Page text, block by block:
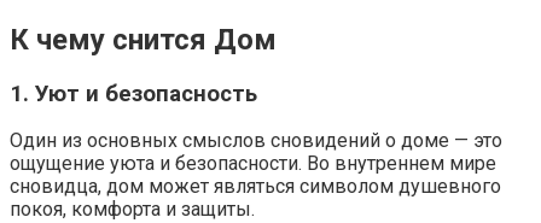
К чему снится Дом
1. Уют и безопасность
Один из основных смыслов сновидений о доме — это
ощущение уюта и безопасности. Во внутреннем мире
сновидца, дом может являться символом душевного
покоя, комфорта и защиты.